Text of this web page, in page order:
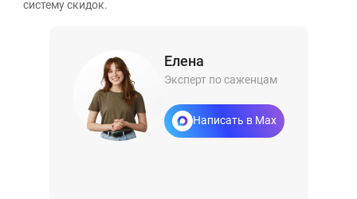
систему скидок.
Елена
Эксперт по саженцам
Написать в Max